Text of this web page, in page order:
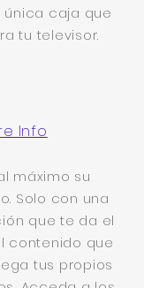
caja que
tu televisor.
Info
máximo su
Solo con una
que te da el
contenido que
tus propios